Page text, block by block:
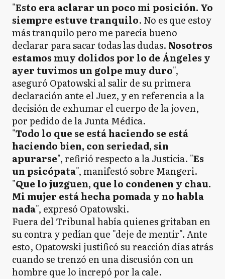
"Esto era aclarar un poco mi posición. Yo
siempre estuve tranquilo. No es que estoy
más tranquilo pero me parecía bueno
declarar para sacar todas las dudas. Nosotros
estamos muy dolidos por lo de Ángeles y
ayer tuvimos un golpe muy duro",
aseguró Opatowski al salir de su primera
declaración ante el Juez, y en referencia a la
decisión de exhumar el cuerpo de la joven,
por pedido de la Junta Médica.
"Todo lo que se está haciendo se está
haciendo bien, con seriedad, sin
apurarse", refirió respecto a la Justicia. "Es
un psicópata", manifestó sobre Mangeri.
"Que lo juzguen, que lo condenen y chau.
Mi mujer está hecha pomada y no habla
nada", expresó Opatowski.
Fuera del Tribunal había quienes gritaban en
su contra y pedían que "deje de mentir". Ante
esto, Opatowski justificó su reacción días atrás
cuando se trenzó en una discusión con un
hombre que lo increpó por la cale.